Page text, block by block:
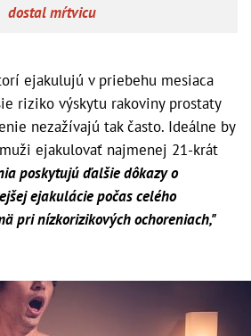
dostal mŕtvicu
ejakulujú v priebehu mesiaca
riziko výskytu rakoviny prostaty
nezažívajú tak často. Ideálne by
ejakulovať najmenej 21-krát
poskytujú ďalšie dôkazy o
ejakulácie počas celého
pri nízkorizikových ochoreniach,"